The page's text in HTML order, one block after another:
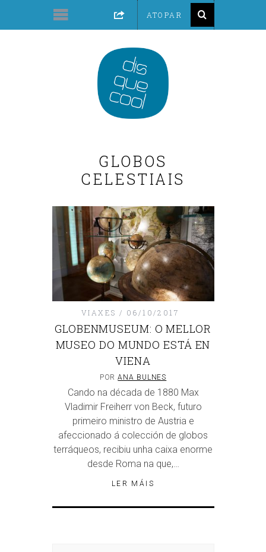
GLOBOS
CELESTIAIS
VIAXES 06/10/2017
GLOBENMUSEUM: O MELLOR
MUSEO DO MUNDO ESTÁ EN
VIENA
PORANA BULNES
Cando na década de 1880 Max
Vladimir Freiherr von Beck, futuro
primeiro ministro de Austria e
afeccionado á colección de globos
terráqueos, recibiu unha caixa enorme
desde Roma na que,…
LER MÁIS